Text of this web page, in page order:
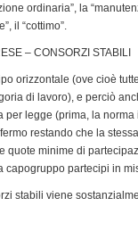
ordinaria”, la
il “cottimo”.
– CONSORZI STABILI
orizzontale (ove cioè
di lavoro), e perciò
legge (prima, la
restando che la
quote minime di
partecipi in
stabili viene